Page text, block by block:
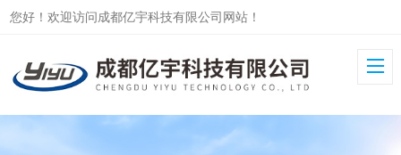
您好！欢迎访问成都亿宇科技有限公司网站！